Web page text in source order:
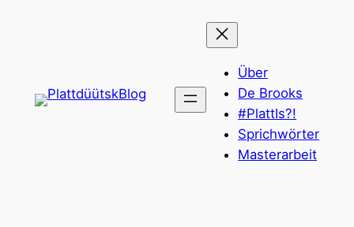
Über
De Brooks
#PlattIs?!
Sprichwörter
Masterarbeit